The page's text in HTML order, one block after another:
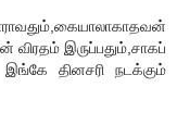
இருப்பதும்,சாகப்
தினசரி நடக்கும்